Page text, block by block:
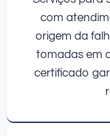
com
origem da
tomadas em
certificado